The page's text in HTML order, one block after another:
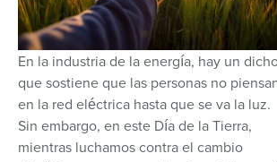
En la industria de la energía, hay un
que sostiene que las personas no
en la red eléctrica hasta que se va la luz.
Sin embargo, en este Día de la Tierra,
mientras luchamos contra el cambio